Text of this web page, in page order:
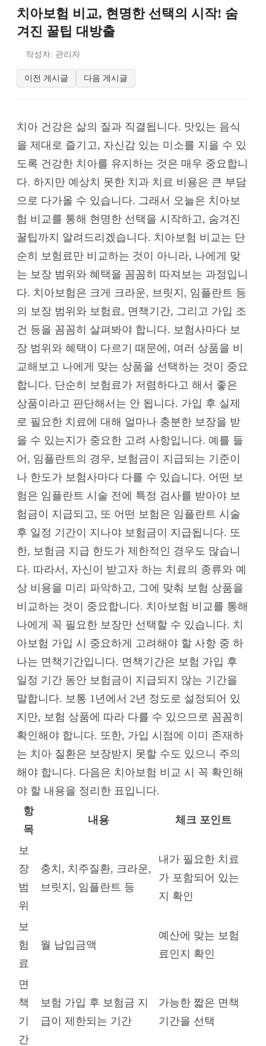
치아보험 비교, 현명한 선택의 시작! 숨
겨진 꿀팁 대방출
작성자: 관리자
이전 게시글 다음 게시글
치아 건강은 삶의 질과 직결됩니다. 맛있는 음식
을 제대로 즐기고, 자신감 있는 미소를 지을 수 있
도록 건강한 치아를 유지하는 것은 매우 중요합니
다. 하지만 예상치 못한 치과 치료 비용은 큰 부담
으로 다가올 수 있습니다. 그래서 오늘은 치아보
험 비교를 통해 현명한 선택을 시작하고, 숨겨진
꿀팁까지 알려드리겠습니다. 치아보험 비교는 단
순히 보험료만 비교하는 것이 아니라, 나에게 맞
는 보장 범위와 혜택을 꼼꼼히 따져보는 과정입니
다. 치아보험은 크게 크라운, 브릿지, 임플란트 등
의 보장 범위와 보험료, 면책기간, 그리고 가입 조
건 등을 꼼꼼히 살펴봐야 합니다. 보험사마다 보
장 범위와 혜택이 다르기 때문에, 여러 상품을 비
교해보고 나에게 맞는 상품을 선택하는 것이 중요
합니다. 단순히 보험료가 저렴하다고 해서 좋은
상품이라고 판단해서는 안 됩니다. 가입 후 실제
로 필요한 치료에 대해 얼마나 충분한 보장을 받
을 수 있는지가 중요한 고려 사항입니다. 예를 들
어, 임플란트의 경우, 보험금이 지급되는 기준이
나 한도가 보험사마다 다를 수 있습니다. 어떤 보
험은 임플란트 시술 전에 특정 검사를 받아야 보
험금이 지급되고, 또 어떤 보험은 임플란트 시술
후 일정 기간이 지나야 보험금이 지급됩니다. 또
한, 보험금 지급 한도가 제한적인 경우도 많습니
다. 따라서, 자신이 받고자 하는 치료의 종류와 예
상 비용을 미리 파악하고, 그에 맞춰 보험 상품을
비교하는 것이 중요합니다. 치아보험 비교를 통해
나에게 꼭 필요한 보장만 선택할 수 있습니다. 치
아보험 가입 시 중요하게 고려해야 할 사항 중 하
나는 면책기간입니다. 면책기간은 보험 가입 후
일정 기간 동안 보험금이 지급되지 않는 기간을
말합니다. 보통 1년에서 2년 정도로 설정되어 있
지만, 보험 상품에 따라 다를 수 있으므로 꼼꼼히
확인해야 합니다. 또한, 가입 시점에 이미 존재하
는 치아 질환은 보장받지 못할 수도 있으니 주의
해야 합니다. 다음은 치아보험 비교 시 꼭 확인해
야 할 내용을 정리한 표입니다.
항
목
내용 체크 포인트
보
장
범
위
충치, 치주질환, 크라운,
브릿지, 임플란트 등
내가 필요한 치료
가 포함되어 있는
지 확인
보
험
료
월 납입금액
예산에 맞는 보험
료인지 확인
면
책
기
간
보험 가입 후 보험금 지
급이 제한되는 기간
가능한 짧은 면책
기간을 선택